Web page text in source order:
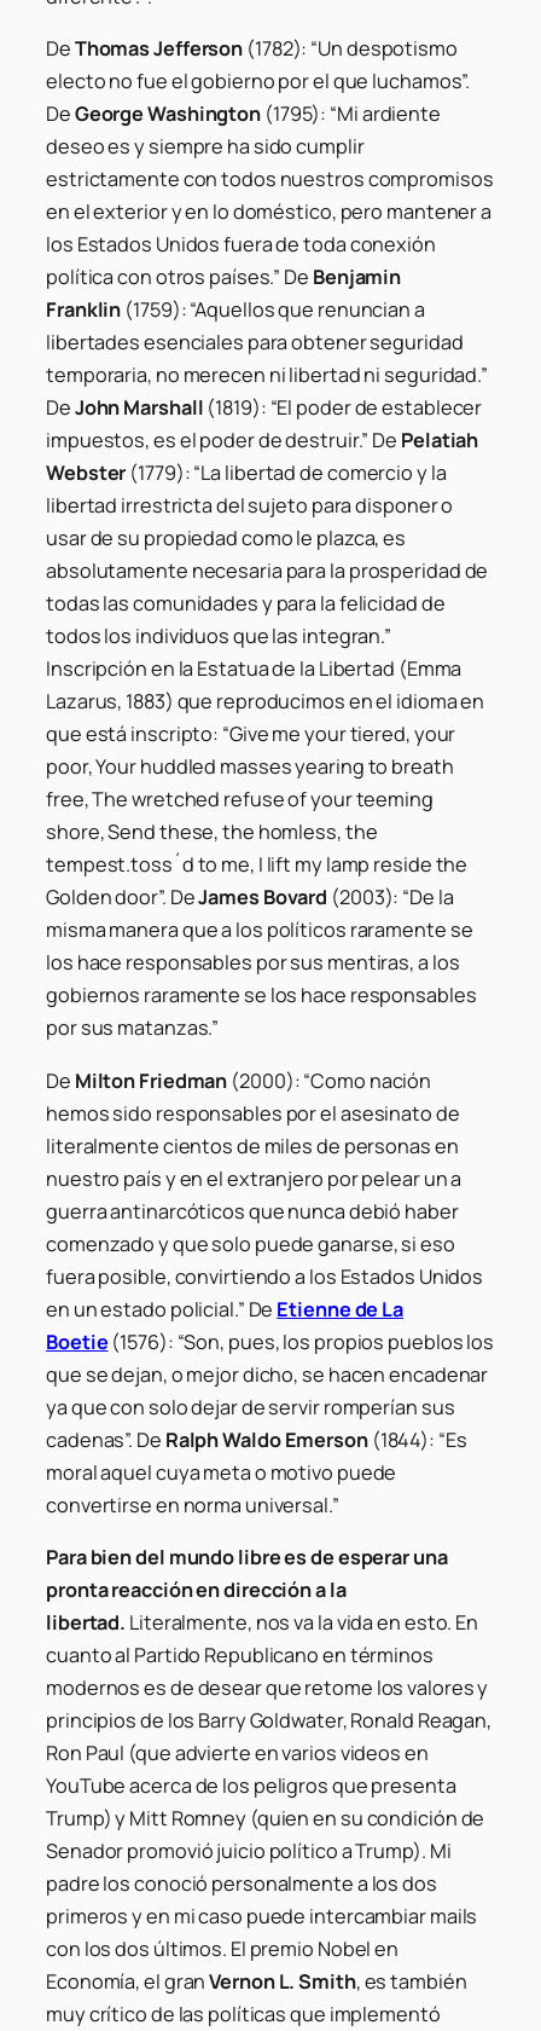
DeThomas Jefferson (1782): “Un despotismo
electo no fue el gobierno por el que luchamos”.
DeGeorge Washington (1795): “Mi ardiente
deseo es y siempre ha sido cumplir
estrictamente con todos nuestros compromisos
en el exterior y en lo doméstico, pero mantener a
los Estados Unidos fuera de toda conexión
política con otros países.” De Benjamin
Franklin (1759): “Aquellos que renuncian a
libertades esenciales para obtener seguridad
temporaria, no merecen ni libertad ni seguridad.”
DeJohn Marshall (1819): “El poder de establecer
impuestos, es el poder de destruir.” De Pelatiah
Webster (1779): “La libertad de comercio y la
libertad irrestricta del sujeto para disponer o
usar de su propiedad como le plazca, es
absolutamente necesaria para la prosperidad de
todas las comunidades y para la felicidad de
todos los individuos que las integran.”
Inscripción en la Estatua de la Libertad (Emma
Lazarus, 1883) que reproducimos en el idioma en
que está inscripto: “Give me your tiered, your
poor, Your huddled masses yearing to breath
free, The wretched refuse of your teeming
shore, Send these, the homless, the
tempest.toss´d to me, I lift my lamp reside the
Golden door”. DeJames Bovard (2003): “De la
misma manera que a los políticos raramente se
los hace responsables por sus mentiras, a los
gobiernos raramente se los hace responsables
por sus matanzas.”
De Milton Friedman (2000): “Como nación
hemos sido responsables por el asesinato de
literalmente cientos de miles de personas en
nuestro país y en el extranjero por pelear un a
guerra antinarcóticos que nunca debió haber
comenzado y que solo puede ganarse, si eso
fuera posible, convirtiendo a los Estados Unidos
en un estado policial.” De Etienne de La
Boetie (1576): “Son, pues, los propios pueblos los
que se dejan, o mejor dicho, se hacen encadenar
ya que con solo dejar de servir romperían sus
cadenas”. De Ralph Waldo Emerson (1844): “Es
moral aquel cuya meta o motivo puede
convertirse en norma universal.”
Para bien del mundo libre es de esperar una
pronta reacción en dirección a la
libertad. Literalmente, nos va la vida en esto. En
cuanto al Partido Republicano en términos
modernos es de desear que retome los valores y
principios de los Barry Goldwater, Ronald Reagan,
Ron Paul (que advierte en varios videos en
YouTube acerca de los peligros que presenta
Trump) y Mitt Romney (quien en su condición de
Senador promovió juicio político a Trump). Mi
padre los conoció personalmente a los dos
primeros y en mi caso puede intercambiar mails
con los dos últimos. El premio Nobel en
Economía, el granVernon L. Smith, es también
muy crítico de las políticas que implementó